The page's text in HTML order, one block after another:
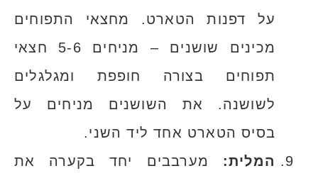
על דפנות הטארט. מחצאי התפוחים
מכינים שושנים – מניחים 5-6 חצאי
תפוחים בצורה חופפת ומגלגלים
לשושנה. את השושנים מניחים על
בסיס הטארט אחד ליד השני.
המלית: מערבבים יחד בקערה את